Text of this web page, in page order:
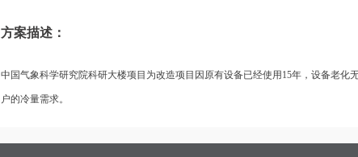
方案描述：
中国气象科学研究院科研大楼项目为改造项目因原有设备已经使用15年，设备老
户的冷量需求。